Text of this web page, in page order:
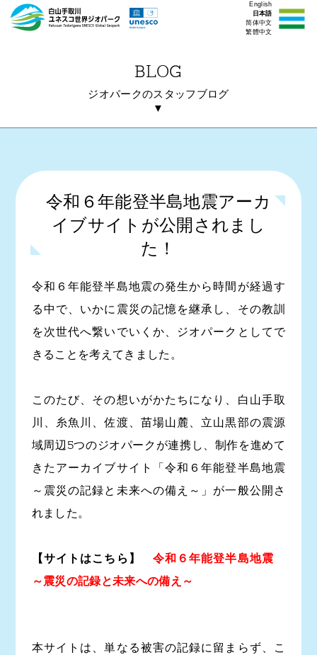
English
日本語
简体中文
繁體中文
BLOG
ジオパークのスタッフブログ
▼
令和６年能登半島地震アーカ
イブサイトが公開されまし
た！
令和６年能登半島地震の発生から時間が経過す
る中で、いかに震災の記憶を継承し、その教訓
を次世代へ繋いでいくか、ジオパークとしてで
きることを考えてきました。
このたび、その想いがかたちになり、白山手取
川、糸魚川、佐渡、苗場山麓、立山黒部の震源
域周辺5つのジオパークが連携し、制作を進めて
きたアーカイブサイト「令和６年能登半島地震
～震災の記録と未来への備え～」が一般公開さ
れました。
【サイトはこちら】 令和６年能登半島地震
～震災の記録と未来への備え～
本サイトは、単なる被害の記録に留まらず、こ